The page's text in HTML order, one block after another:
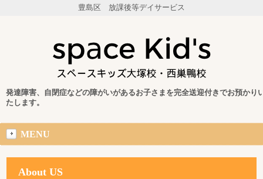
豊島区 放課後等デイサービス
発達障害、自閉症などの障がいがあるお子さまを完全送迎付きでお預かり
たします。
MENU
About US